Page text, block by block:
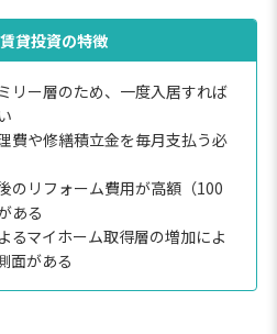
貸投資の特徴
リー層のため、一度入居すれば
費や修繕積立金を毎月支払う必
のリフォーム費用が高額（100
ある
るマイホーム取得層の増加によ
面がある